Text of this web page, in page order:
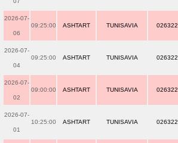
2026-07-
06
09:25:00 ASHTART TUNISAVIA 026322
2026-07-
04
09:25:00 ASHTART TUNISAVIA 026322
2026-07-
02
09:00:00 ASHTART TUNISAVIA 026322
2026-07-
01
10:25:00 ASHTART TUNISAVIA 026322